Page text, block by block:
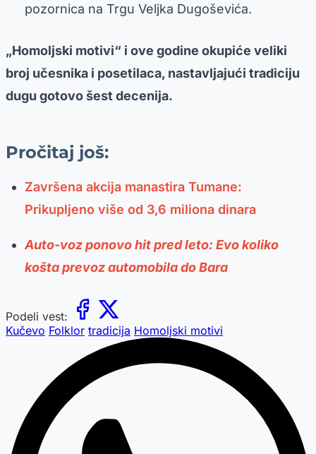
pozornica na Trgu Veljka Dugoševića.
„Homoljski motivi“ i ove godine okupiće veliki
broj učesnika i posetilaca, nastavljajući tradiciju
dugu gotovo šest decenija.
Pročitaj još:
Završena akcija manastira Tumane:
Prikupljeno više od 3,6 miliona dinara
Auto-voz ponovo hit pred leto: Evo koliko
košta prevoz automobila do Bara
Podeli vest:
Kučevo Folklor tradicija Homoljski motivi